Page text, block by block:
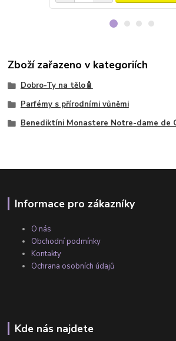
Zboží zařazeno v kategoriích
Dobro-Ty na tělo🧴
Parfémy s přírodními vůněmi
Benediktíni Monastere Notre-dame de
Informace pro zákazníky
O nás
Obchodní podmínky
Kontakty
Ochrana osobních údajů
Kde nás najdete